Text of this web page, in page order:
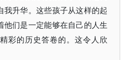
我升华。这些孩子从这样的起
他们是一定能够在自己的人生
彩的历史答卷的。这令人欣